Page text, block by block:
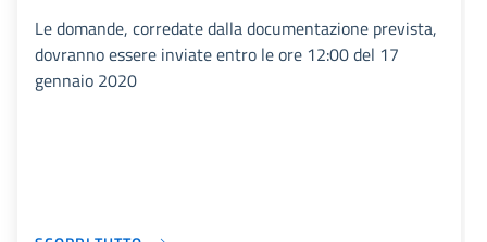
Le domande, corredate dalla documentazione prevista,
dovranno essere inviate entro le ore 12:00 del 17
gennaio 2020